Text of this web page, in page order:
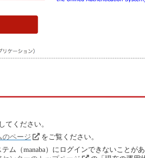
てください。
のページ をご覧ください。
（manaba）にログインできないことがあ